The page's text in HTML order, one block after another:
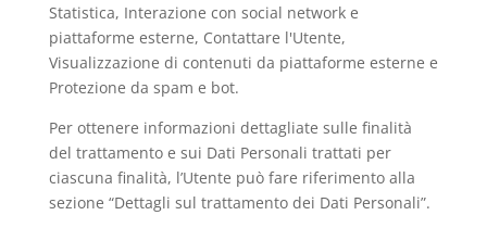
Statistica, Interazione con social network e
piattaforme esterne, Contattare l'Utente,
Visualizzazione di contenuti da piattaforme esterne e
Protezione da spam e bot.
Per ottenere informazioni dettagliate sulle finalità
del trattamento e sui Dati Personali trattati per
ciascuna finalità, l’Utente può fare riferimento alla
sezione “Dettagli sul trattamento dei Dati Personali”.